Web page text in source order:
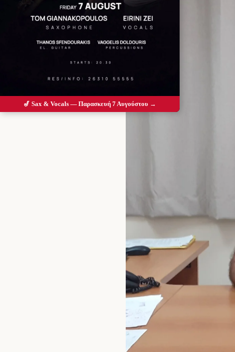
🎷 Sax & Vocals — Παρασκευή 7 Αυγούστου →